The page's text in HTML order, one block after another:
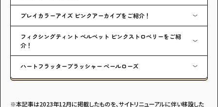
プレイカラーアイズ ピンクアーカイブをご紹介！
フィクシングティント ベルベット ピンクストロベリーをご紹
介！
ハートフラッターブラッシャー ぺールローズ
※本記事は2023年12月に掲載したものを、サイトリニューアルに伴い移設した